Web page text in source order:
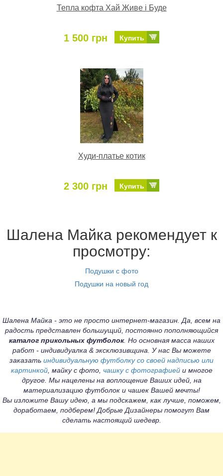
Тепла кофта Хай Живе і Буде
1 500 грн Купить
Худи-платье котик
2 300 грн Купить
Шалена Майка рекомендует к
просмотру:
Подушки с фото
Подушки на новый год
Шалена Майка - это не просто интернет-магазин. Да, всем на
радость представлен большущий, постоянно пополняющийся
каталог прикольных футболок. Но основная масса наших
работ - индивидуалка & эксклюзивщина. У нас Вы можете
заказать индивидуальную футболку со своей надписью или
картинкой, майку с фото, чашку с фотографиейи многое
другое. Мы нацелены на воплощение Ваших идей, на
материализацию футболок и чашек Вашей мечты!
Вы изложите Вашу идею, а мы подскажем, как лучше, поможем,
доработаем, подберем! Добрые Дизайнеры помогут Вам
сделать настоящий шедевр.